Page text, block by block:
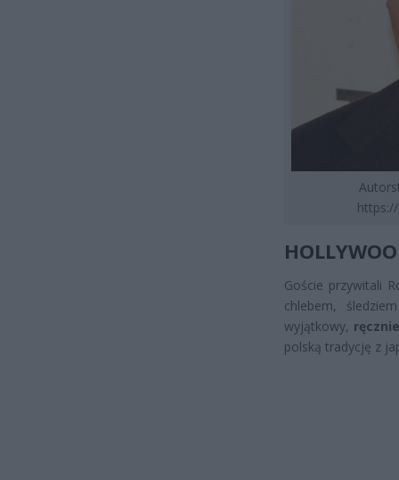
Goście przywitali
chlebem,
wyjątkowy,
polską tradycję z